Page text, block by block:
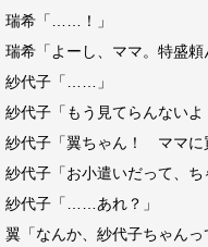
瑞希「……！」
瑞希「よーし、ママ。特盛頼
紗代子「……」
紗代子「もう見てらんないよ
紗代子「翼ちゃん！ ママに
紗代子「お小遣いだって、ち
紗代子「……あれ？」
翼「なんか、紗代子ちゃんっ